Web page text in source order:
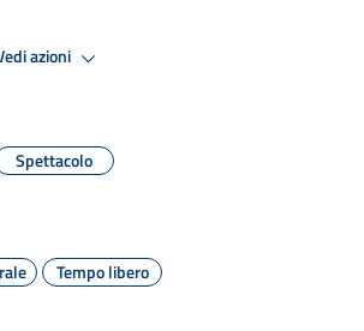
azioni
Spettacolo
Tempo libero